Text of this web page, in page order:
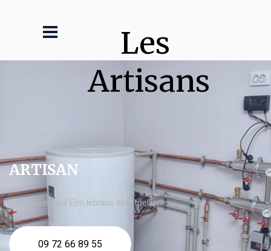
Les
Artisans
ARTISAN
chaudière fioul Elm leblanc Montpellier
09 72 66 89 55